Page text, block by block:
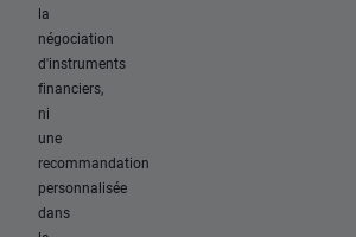
la
négociation
d'instruments
financiers,
ni
une
recommandation
personnalisée
dans